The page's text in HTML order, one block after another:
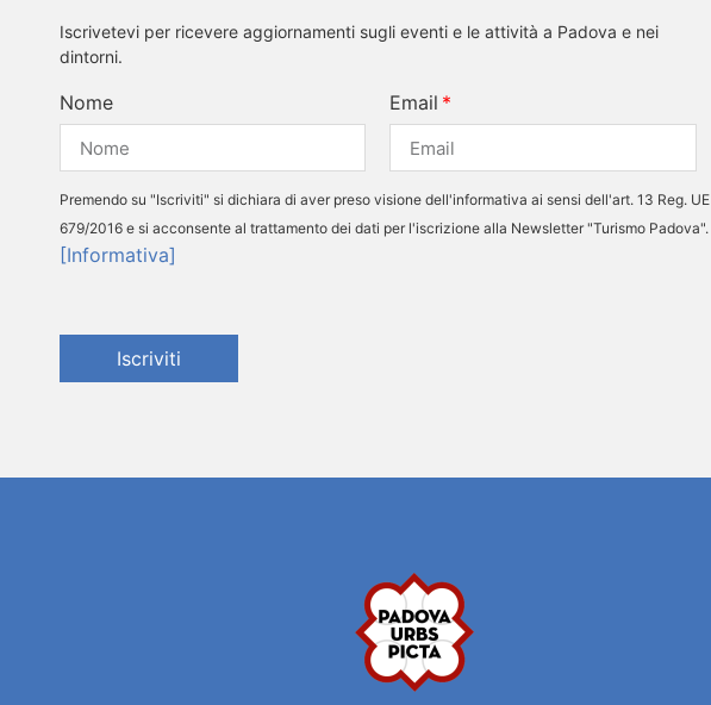
Iscrivetevi per ricevere aggiornamenti sugli eventi e le attività a Padova e nei
dintorni.
Nome Email
Premendo su "Iscriviti" si dichiara di aver preso visione dell'informativa ai sensi dell'art. 13 Reg. UE
679/2016 e si acconsente al trattamento dei dati per l'iscrizione alla Newsletter "Turismo Padova".
[Informativa]
Iscriviti